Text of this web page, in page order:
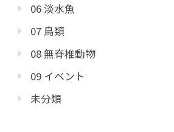
06 淡水魚
07 鳥類
08 無脊椎動物
09 イベント
未分類